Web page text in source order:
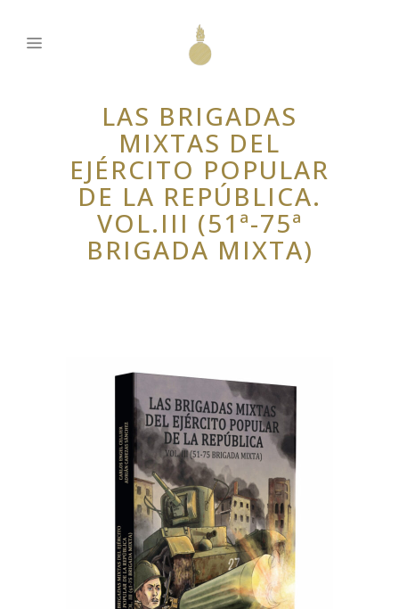
LAS BRIGADAS
MIXTAS DEL
EJÉRCITO POPULAR
DE LA REPÚBLICA.
VOL.III (51ª-75ª
BRIGADA MIXTA)